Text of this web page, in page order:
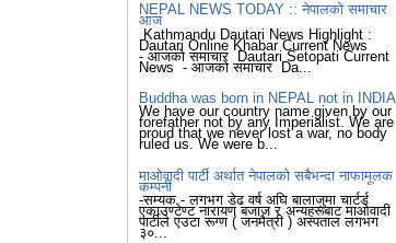
NEPAL NEWS TODAY :: नेपालको समाचार
आज
Kathmandu Dautari News Highlight :
Dautari Online Khabar Current News
- आजको समाचार Dautari Setopati Current
News - आजको समाचार Da...
Buddha was born in NEPAL not in INDIA
We have our country name given by our
forefather not by any Imperialist. We are
proud that we never lost a war, no body
ruled us. We were b...
माओवादी पार्टी अर्थात नेपालको सबैभन्दा नाफामूलक
कम्पनी
-सम्यक - लगभग डेढ वर्ष अघि बालाजुमा चार्टर्ड
एकाउण्टेण्ट नारायण बजाज र अन्यहरूबाट माओवादी
पार्टीले एउटा रूग्ण ( जनमैत्री ) अस्पताल लगभग
३०...